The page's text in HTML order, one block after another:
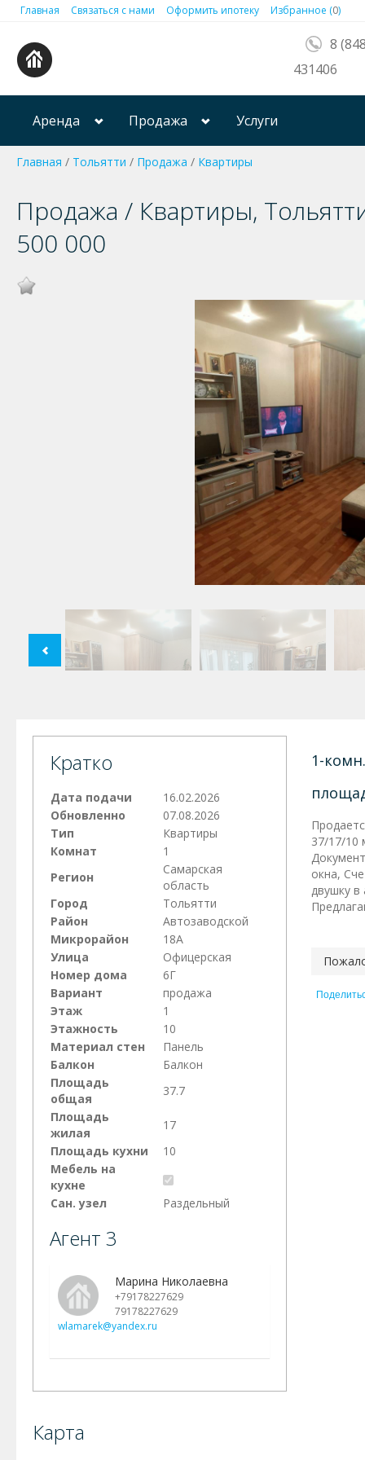
Главная Связаться с нами Оформить ипотеку Избранное (0)
8
431406
Аренда Продажа Услуги
Главная / Тольятти / Продажа / Квартиры
Продажа / Квартиры,
500 000
Кратко
Дата подачи
16.02.2026
Обновленно
07.08.2026
Тип
Квартиры
Комнат
1
Регион
Самарская
область
Город
Тольятти
Район
Автозаводской
Микрорайон
18А
Улица
Офицерская
Номер дома
6Г
Вариант
продажа
Этаж
1
Этажность
10
Материал стен
Панель
Балкон
Балкон
Площадь
общая
37.7
Площадь
жилая
17
Площадь кухни
10
Мебель на
кухне
Сан. узел
Раздельный
Агент 3
Марина Николаевна
+79178227629
79178227629
wlamarek@yandex.ru
1-
37/17/10
окна,
двушку в
Карта